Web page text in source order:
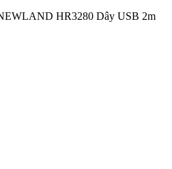
HR3280 Dây USB 2m